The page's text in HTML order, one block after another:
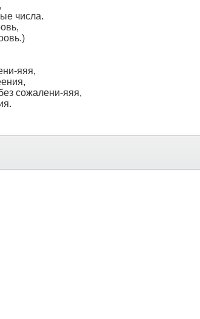
числа.
яяя,
сожалени-яяя,